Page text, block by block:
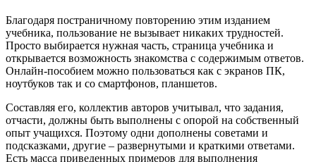
Благодаря постраничному повторению этим изданием
учебника, пользование не вызывает никаких трудностей.
Просто выбирается нужная часть, страница учебника и
открывается возможность знакомства с содержимым ответов.
Онлайн-пособием можно пользоваться как с экранов ПК,
ноутбуков так и со смартфонов, планшетов.
Составляя его, коллектив авторов учитывал, что задания,
отчасти, должны быть выполнены с опорой на собственный
опыт учащихся. Поэтому одни дополнены советами и
подсказками, другие – развернутыми и краткими ответами.
Есть масса приведенных примеров для выполнения